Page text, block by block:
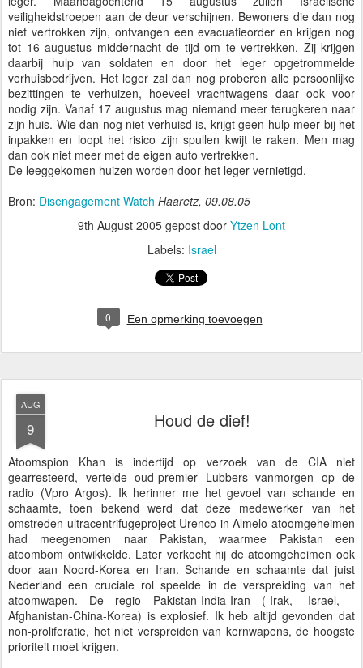
veiligheidstroepen aan de deur verschijnen. Bewoners die dan nog
niet vertrokken zijn, ontvangen een evacuatieorder en krijgen nog
tot 16 augustus middernacht de tijd om te vertrekken. Zij krijgen
daarbij hulp van soldaten en door het leger opgetrommelde
verhuisbedrijven. Het leger zal dan nog proberen alle persoonlijke
bezittingen te verhuizen, hoeveel vrachtwagens daar ook voor
nodig zijn. Vanaf 17 augustus mag niemand meer terugkeren naar
zijn huis. Wie dan nog niet verhuisd is, krijgt geen hulp meer bij het
inpakken en loopt het risico zijn spullen kwijt te raken. Men mag
dan ook niet meer met de eigen auto vertrekken.
De leeggekomen huizen worden door het leger vernietigd.
Bron: Disengagement Watch Haaretz, 09.08.05
9th August 2005 gepost door Ytzen Lont
Labels: Israel
0 Een opmerking toevoegen
AUG
9 Houd de dief!
Atoomspion Khan is indertijd op verzoek van de CIA niet
gearresteerd, vertelde oud-premier Lubbers vanmorgen op de
radio (Vpro Argos). Ik herinner me het gevoel van schande en
schaamte, toen bekend werd dat deze medewerker van het
omstreden ultracentrifugeproject Urenco in Almelo atoomgeheimen
had meegenomen naar Pakistan, waarmee Pakistan een
atoombom ontwikkelde. Later verkocht hij de atoomgeheimen ook
door aan Noord-Korea en Iran. Schande en schaamte dat juist
Nederland een cruciale rol speelde in de verspreiding van het
atoomwapen. De regio Pakistan-India-Iran (-Irak, -Israel, -
Afghanistan-China-Korea) is explosief. Ik heb altijd gevonden dat
non-proliferatie, het niet verspreiden van kernwapens, de hoogste
prioriteit moet krijgen.